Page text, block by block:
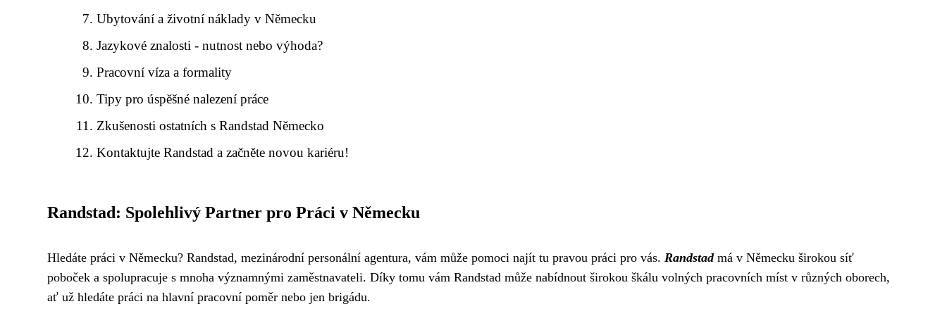
Ubytování a životní náklady v Německu
Jazykové znalosti - nutnost nebo výhoda?
Pracovní víza a formality
Tipy pro úspěšné nalezení práce
Zkušenosti ostatních s Randstad Německo
Kontaktujte Randstad a začněte novou kariéru!
Randstad: Spolehlivý Partner pro Práci v Německu
Hledáte práci v Německu? Randstad, mezinárodní personální agentura, vám může pomoci najít tu pravou práci pro vás. Randstadmá v Německu širokou síť
poboček a spolupracuje s mnoha významnými zaměstnavateli. Díky tomu vám Randstad může nabídnout širokou škálu volných pracovních míst v různých oborech,
ať už hledáte práci na hlavní pracovní poměr nebo jen brigádu.